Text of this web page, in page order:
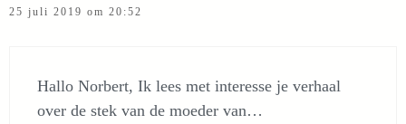
25 juli 2019 om 20:52
Hallo Norbert, Ik lees met interesse je verhaal
over de stek van de moeder van…